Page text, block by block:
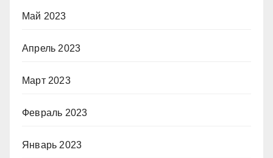
Май 2023
Апрель 2023
Март 2023
Февраль 2023
Январь 2023